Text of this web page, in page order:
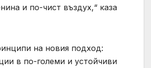
и по-чист въздух,“ каза
на новия подход:
в по-големи и устойчиви